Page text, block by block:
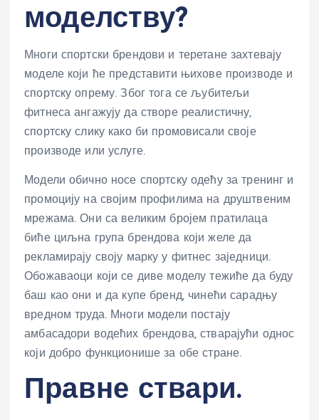
моделству?
Многи спортски брендови и теретане захтевају
моделе који ће представити њихове производе и
спортску опрему. Због тога се љубитељи
фитнеса ангажују да створе реалистичну,
спортску слику како би промовисали своје
производе или услуге.
Модели обично носе спортску одећу за тренинг и
промоцију на својим профилима на друштвеним
мрежама. Они са великим бројем пратилаца
биће циљна група брендова који желе да
рекламирају своју марку у фитнес заједници.
Обожаваоци који се диве моделу тежиће да буду
баш као они и да купе бренд, чинећи сарадњу
вредном труда. Многи модели постају
амбасадори водећих брендова, стварајући однос
који добро функционише за обе стране.
Правне ствари.